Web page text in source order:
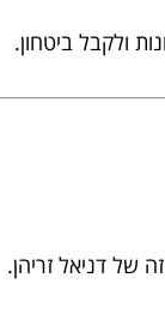
ולקבל ביטחון.
של דניאל זריהן.